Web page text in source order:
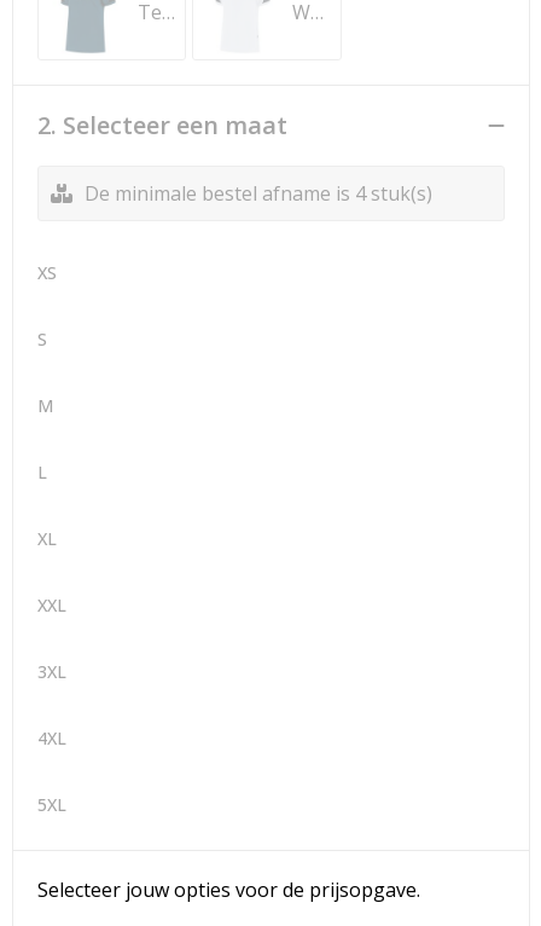
Teal-Black White-Anthracite
2. Selecteer een maat
De minimale bestel afname is 4 stuk(s)
XS
S
M
L
XL
XXL
3XL
4XL
5XL
Selecteer jouw opties voor de prijsopgave.